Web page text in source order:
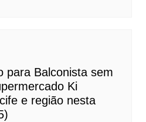
para Balconista sem
Ki
e região nesta